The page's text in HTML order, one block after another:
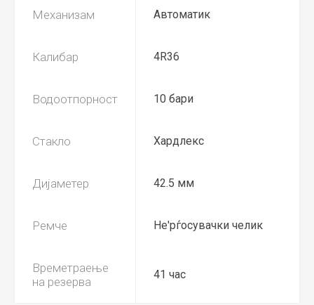
Механизам Автоматик
Калибар 4R36
Водоотпорност 10 бари
Стакло Хардлекс
Дијаметер 42.5 мм
Ремче Не'рѓосувачки челик
Времетраење
на резерва
41 час